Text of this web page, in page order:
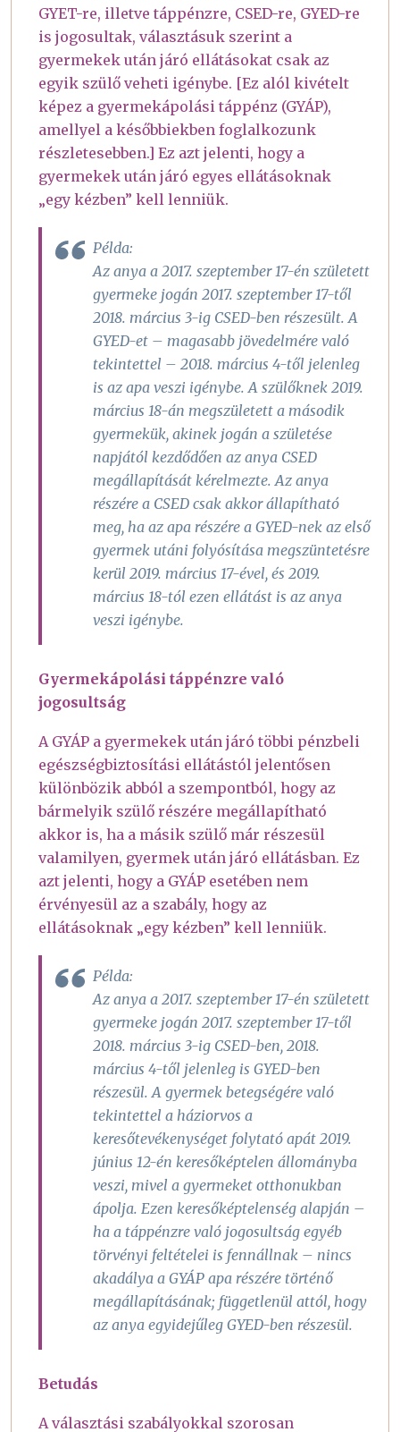
GYET-re, illetve táppénzre, CSED-re, GYED-re
is jogosultak, választásuk szerint a
gyermekek után járó ellátásokat csak az
egyik szülő veheti igénybe. [Ez alól kivételt
képez a gyermekápolási táppénz (GYÁP),
amellyel a későbbiekben foglalkozunk
részletesebben.] Ez azt jelenti, hogy a
gyermekek után járó egyes ellátásoknak
„egy kézben” kell lenniük.
Példa:
Az anya a 2017. szeptember 17-én született
gyermeke jogán 2017. szeptember 17-től
2018. március 3-ig CSED-ben részesült. A
GYED-et – magasabb jövedelmére való
tekintettel – 2018. március 4-től jelenleg
is az apa veszi igénybe. A szülőknek 2019.
március 18-án megszületett a második
gyermekük, akinek jogán a születése
napjától kezdődően az anya CSED
megállapítását kérelmezte. Az anya
részére a CSED csak akkor állapítható
meg, ha az apa részére a GYED-nek az első
gyermek utáni folyósítása megszüntetésre
kerül 2019. március 17-ével, és 2019.
március 18-tól ezen ellátást is az anya
veszi igénybe.
Gyermekápolási táppénzre való
jogosultság
A GYÁP a gyermekek után járó többi pénzbeli
egészségbiztosítási ellátástól jelentősen
különbözik abból a szempontból, hogy az
bármelyik szülő részére megállapítható
akkor is, ha a másik szülő már részesül
valamilyen, gyermek után járó ellátásban. Ez
azt jelenti, hogy a GYÁP esetében nem
érvényesül az a szabály, hogy az
ellátásoknak „egy kézben” kell lenniük.
Példa:
Az anya a 2017. szeptember 17-én született
gyermeke jogán 2017. szeptember 17-től
2018. március 3-ig CSED-ben, 2018.
március 4-től jelenleg is GYED-ben
részesül. A gyermek betegségére való
tekintettel a háziorvos a
keresőtevékenységet folytató apát 2019.
június 12-én keresőképtelen állományba
veszi, mivel a gyermeket otthonukban
ápolja. Ezen keresőképtelenség alapján –
ha a táppénzre való jogosultság egyéb
törvényi feltételei is fennállnak – nincs
akadálya a GYÁP apa részére történő
megállapításának; függetlenül attól, hogy
az anya egyidejűleg GYED-ben részesül.
Betudás
A választási szabályokkal szorosan